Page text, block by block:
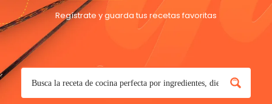
Regístrate y guarda tus recetas favoritas